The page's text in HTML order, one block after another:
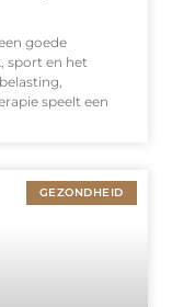
goede
sport en het
speelt een
GEZONDHEID